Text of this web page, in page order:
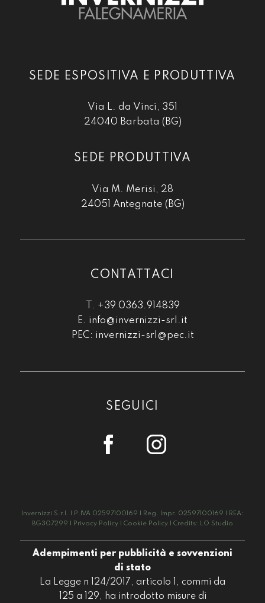
SEDE ESPOSITIVA E PRODUTTIVA
Via L. da Vinci, 351
24040 Barbata (BG)
SEDE PRODUTTIVA
Via M. Merisi, 28
24051 Antegnate (BG)
CONTATTACI
T. +39 0363.914839
E. info@invernizzi-srl.it
PEC: invernizzi-srl@pec.it
SEGUICI
Invernizzi S.r.l. | P.IVA 02597100169 | Reg. Impr. 02597100169 | REA:
BG307299 | Privacy Policy | Cookie Policy | Credits: LO Studio
Adempimenti per pubblicità e sovvenzioni
di stato
La Legge n 124/2017, articolo 1, commi da
125 a 129, ha introdotto misure di